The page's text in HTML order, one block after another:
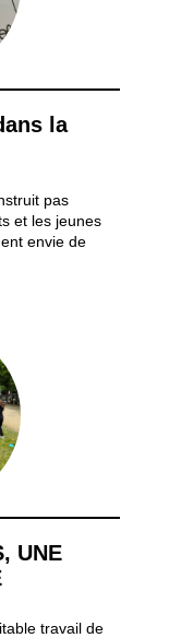
la
pas
et les jeunes
envie de
chemins
UNE
travail de